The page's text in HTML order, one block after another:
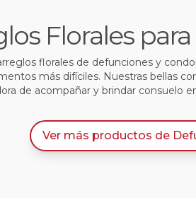
Florales
florales de defunciones y
más difíciles. Nuestras bellas
de acompañar y brindar consuelo
Ver más productos de